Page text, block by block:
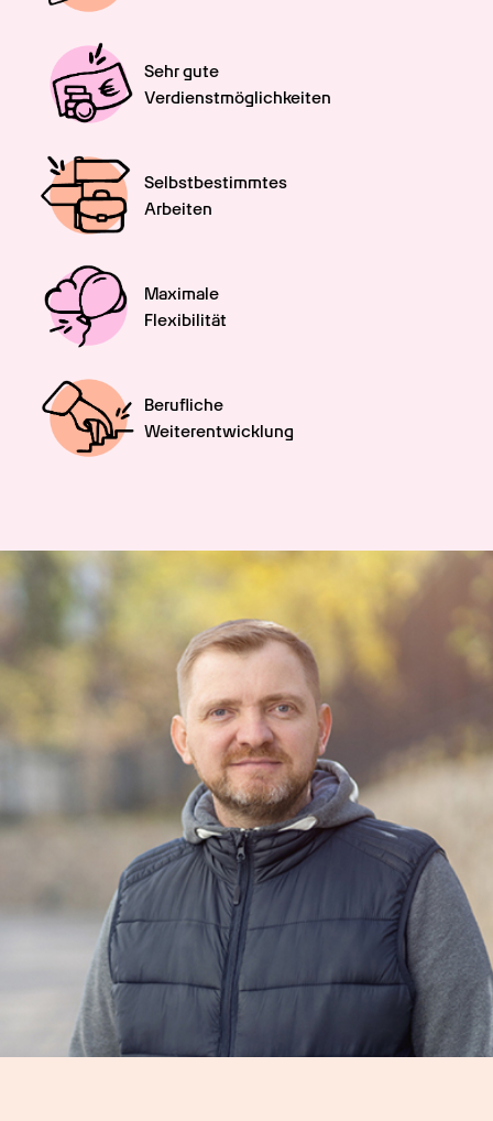
Sehr gute
Verdienstmöglichkeiten
Selbstbestimmtes
Arbeiten
Maximale
Flexibilität
Berufliche
Weiterentwicklung